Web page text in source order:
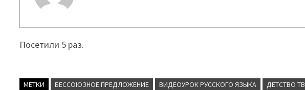
Посетили 5 раз.
МЕТКИ БЕССОЮЗНОЕ ПРЕДЛОЖЕНИЕ ВИДЕОУРОК РУССКОГО ЯЗЫКА ДЕТСТВО ТВ